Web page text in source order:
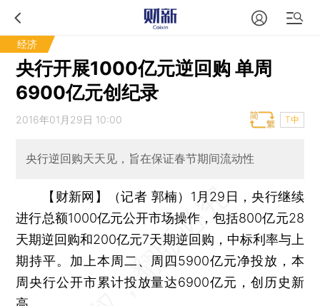
经济
央行开展1000亿元逆回购 单周
6900亿元创纪录
2016年01月29日 10:00 T中
央行逆回购天天见，旨在保证春节期间流动性
【财新网】（记者 郭楠） 1月29日，央行继续
进行总额1000亿元公开市场操作，包括800亿元28
天期逆回购和200亿元7天期逆回购，中标利率与上
期持平。加上本周二、周四5900亿元净投放，本
周央行公开市累计投放量达6900亿元，创历史新